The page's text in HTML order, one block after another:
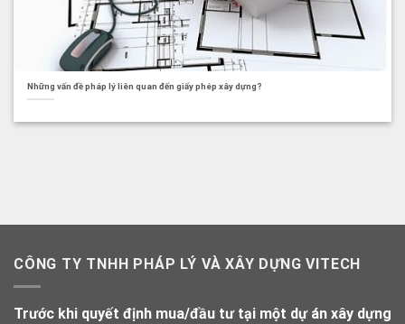
Những vấn đề pháp lý liên quan đến giấy phép xây dựng?
CÔNG TY TNHH PHÁP LÝ VÀ XÂY DỰNG VITECH
Trước khi quyết định mua/đầu tư tại một dự án xây dựng